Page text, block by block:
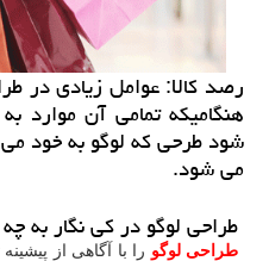
رصد كالا: عوامل زیادی در
هنگامیكه تمامی آن موارد
شود طرحی كه لوگو به خود می
می شود.
طراحی لوگو در کی نگار
طراحی لوگو را با آگاهی از